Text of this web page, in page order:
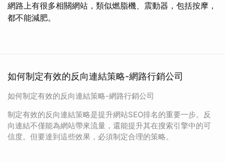
網路上有很多相關網站，類似燃脂機、震動器，包括按摩，
都不能減肥。
如何制定有效的反向連結策略-網路行銷公司
如何制定有效的反向連結策略-網路行銷公司
制定有效的反向連結策略是提升網站SEO排名的重要一步。反
向連結不僅能為網站帶來流量，還能提升其在搜索引擎中的可
信度。但要達到這些效果，必須制定合理的策略。